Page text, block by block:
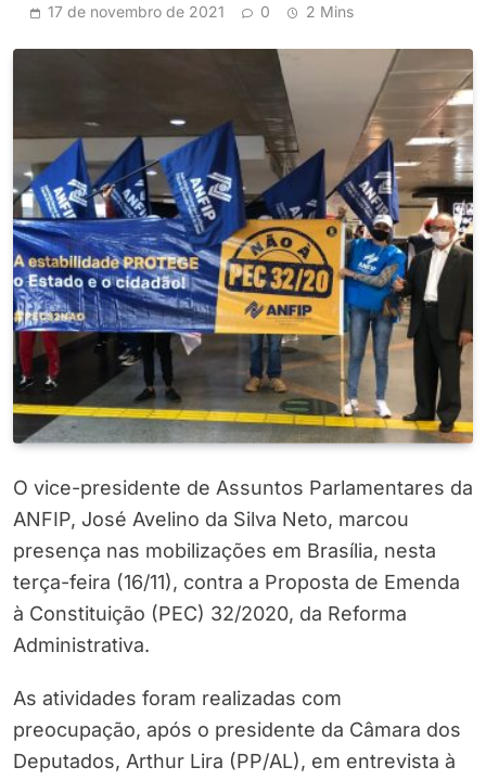
17 de novembro de 2021 0 2 Mins
O vice-presidente de Assuntos Parlamentares da
ANFIP, José Avelino da Silva Neto, marcou
presença nas mobilizações em Brasília, nesta
terça-feira (16/11), contra a Proposta de Emenda
à Constituição (PEC) 32/2020, da Reforma
Administrativa.
As atividades foram realizadas com
preocupação, após o presidente da Câmara dos
Deputados, Arthur Lira (PP/AL), em entrevista à